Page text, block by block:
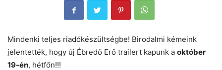
Mindenki teljes riadókészültségbe! Birodalmi kémeink
jelentették, hogy új Ébredő Erő trailert kapunk a október
19-én, hétfőn!!!